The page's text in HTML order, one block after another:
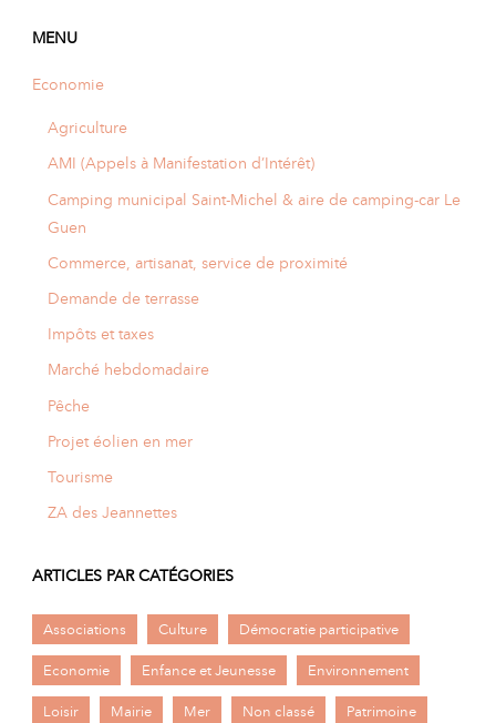
MENU
Economie
Agriculture
AMI (Appels à Manifestation d’Intérêt)
Camping municipal Saint-Michel & aire de camping-car Le
Guen
Commerce, artisanat, service de proximité
Demande de terrasse
Impôts et taxes
Marché hebdomadaire
Pêche
Projet éolien en mer
Tourisme
ZA des Jeannettes
ARTICLES PAR CATÉGORIES
Associations Culture Démocratie participative
Economie Enfance et Jeunesse Environnement
Loisir Mairie Mer Non classé Patrimoine